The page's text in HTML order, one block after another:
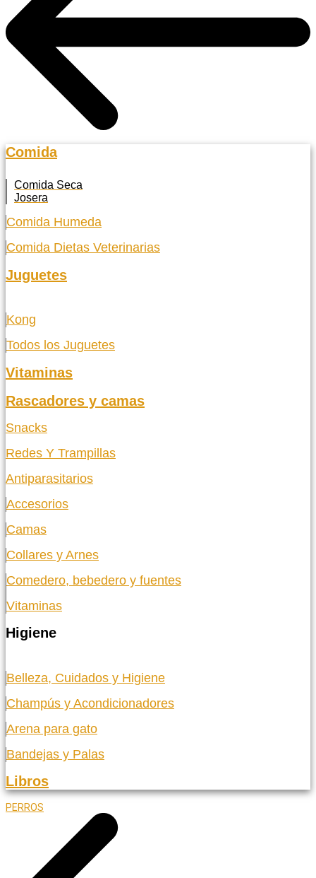
Comida
Comida Seca
Josera
Comida Humeda
Comida Dietas Veterinarias
Juguetes
Kong
Todos los Juguetes
Vitaminas
Rascadores y camas
Snacks
Redes Y Trampillas
Antiparasitarios
Accesorios
Camas
Collares y Arnes
Comedero, bebedero y fuentes
Vitaminas
Higiene
Belleza, Cuidados y Higiene
Champús y Acondicionadores
Arena para gato
Bandejas y Palas
Libros
PERROS